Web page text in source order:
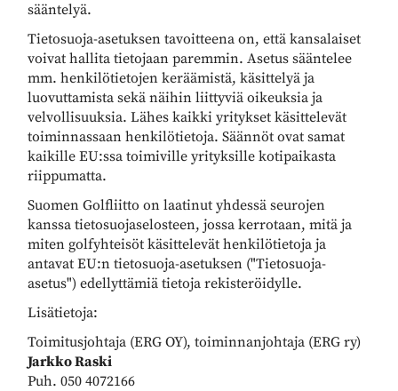
sääntelyä.
Tietosuoja-asetuksen tavoitteena on, että kansalaiset
voivat hallita tietojaan paremmin. Asetus sääntelee
mm. henkilötietojen keräämistä, käsittelyä ja
luovuttamista sekä näihin liittyviä oikeuksia ja
velvollisuuksia. Lähes kaikki yritykset käsittelevät
toiminnassaan henkilötietoja. Säännöt ovat samat
kaikille EU:ssa toimiville yrityksille kotipaikasta
riippumatta.
Suomen Golfliitto on laatinut yhdessä seurojen
kanssa tietosuojaselosteen, jossa kerrotaan, mitä ja
miten golfyhteisöt käsittelevät henkilötietoja ja
antavat EU:n tietosuoja-asetuksen ("Tietosuoja-
asetus") edellyttämiä tietoja rekisteröidylle.
Lisätietoja:
Toimitusjohtaja (ERG OY), toiminnanjohtaja (ERG ry)
Jarkko Raski
Puh. 050 4072166